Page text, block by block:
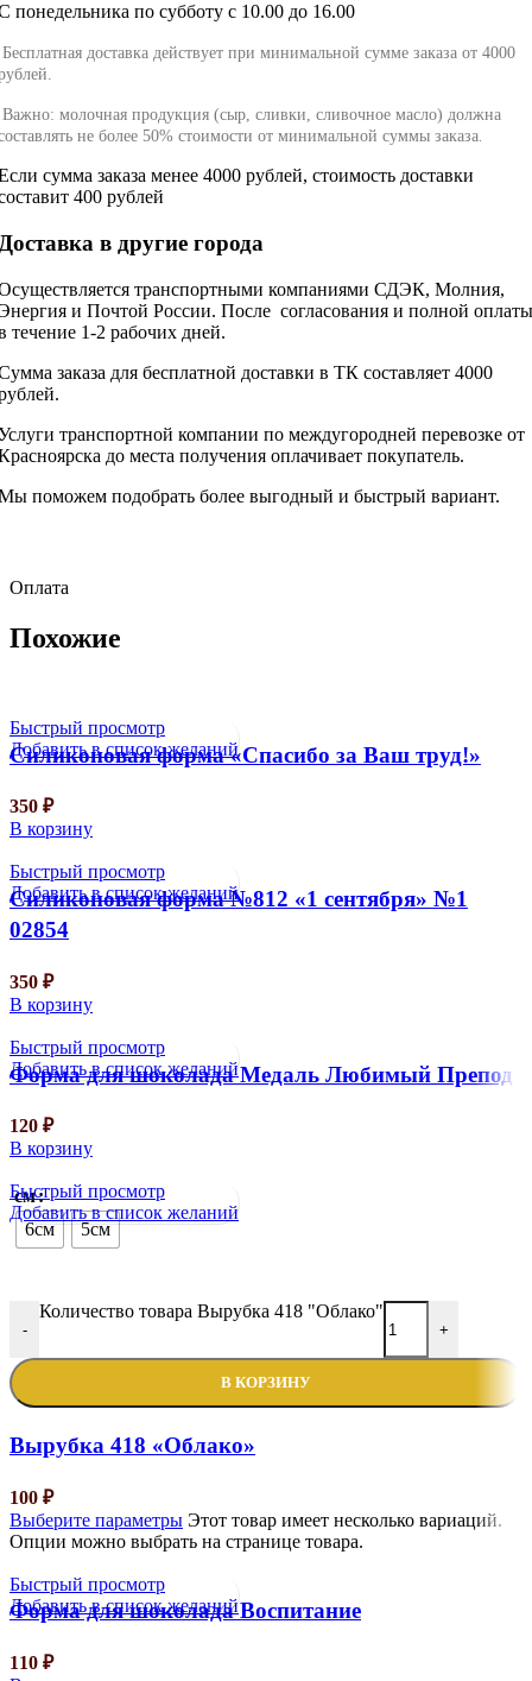
понедельника по субботу с 10.00 до 16.00
Бесплатная доставка действует при минимальной сумме заказа от 4000
Важно: молочная продукция (сыр, сливки, сливочное масло) должна
не более 50% стоимости от минимальной суммы заказа.
сумма заказа менее 4000 рублей, стоимость доставки
400 рублей
в другие города
транспортными компаниями СДЭК, Молния,
и Почтой России. После согласования и полной оплаты
течение 1-2 рабочих дней.
заказа для бесплатной доставки в ТК составляет 4000
транспортной компании по междугородней перевозке от
до места получения оплачивает покупатель.
поможем подобрать более выгодный и быстрый вариант.
Оплата
Похожие
Быстрый просмотр
Добавить в список желаний
Силиконовая форма «Спасибо за Ваш труд!»
350 ₽
В корзину
Быстрый просмотр
Добавить в список желаний
Силиконовая форма №812 «1 сентября» №1
02854
350 ₽
В корзину
Быстрый просмотр
Добавить в список желаний
Форма для шоколада Медаль Любимый Препод
120 ₽
В корзину
Быстрый просмотр
Добавить в список желаний
см
6см
5см
-
Количество товара Вырубка 418 "Облако"
+
В КОРЗИНУ
Вырубка 418 «Облако»
100 ₽
Выберите параметры Этот товар имеет несколько вариаций.
Опции можно выбрать на странице товара.
Быстрый просмотр
Добавить в список желаний
Форма для шоколада Воспитание
110 ₽